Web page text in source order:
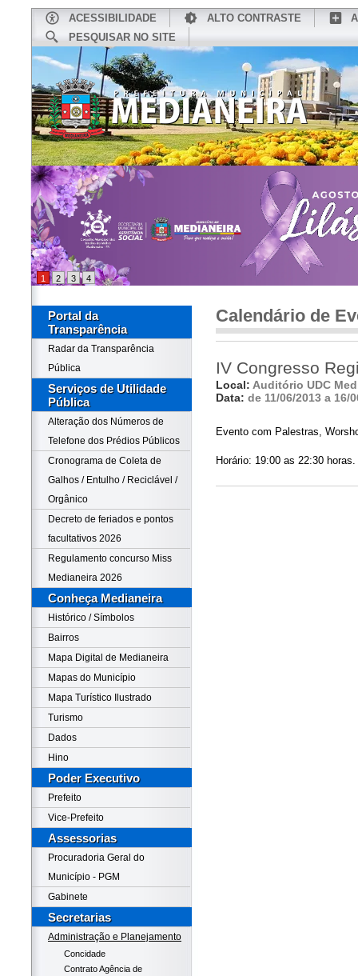
ACESSIBILIDADE ALTO CONTRASTE
PESQUISAR NO SITE
CONHEÇA MEDIANEIRA
1 2 3 4
Portal da
Transparência
Radar da Transparência
Pública
Serviços de Utilidade
Pública
Alteração dos Números de
Telefone dos Prédios Públicos
Cronograma de Coleta de
Galhos / Entulho / Reciclável /
Orgânico
Decreto de feriados e pontos
facultativos 2026
Regulamento concurso Miss
Medianeira 2026
Conheça Medianeira
Histórico / Símbolos
Bairros
Mapa Digital de Medianeira
Mapas do Município
Mapa Turístico Ilustrado
Turismo
Dados
Hino
Poder Executivo
Prefeito
Vice-Prefeito
Assessorias
Procuradoria Geral do
Município - PGM
Gabinete
Secretarias
Administração e Planejamento
Concidade
Contrato Agência de
Calendário de
IV Congresso
Local: Auditório UDC
Data: de 11/06/2013 a 16/
Evento com Palestras,
Horário: 19:00 as 22:30 horas.